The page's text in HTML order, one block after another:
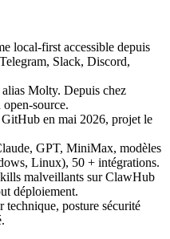
local-first accessible depuis
Telegram, Slack, Discord,
alias Molty. Depuis chez
source.
GitHub en mai 2026, projet le
, GPT, MiniMax, modèles
, Linux), 50 + intégrations.
malveillants surClawHub
déploiement.
technique, posture sécurité